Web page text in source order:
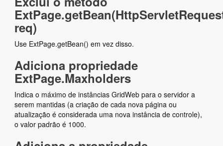
req)
Use ExtPage.getBean() em vez disso.
Adiciona propriedade
ExtPage.Maxholders
Indica o máximo de instâncias GridWeb para o servidor a
serem mantidas (a criação de cada nova página ou
atualização é considerada uma nova instância de controle),
o valor padrão é 1000.